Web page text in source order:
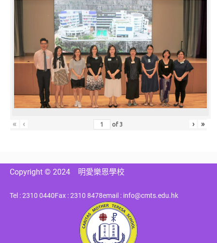
« ‹ of3 › »
Copyright © 2024 明愛樂恩學校
Tel : 2310 0440Fax : 2310 8478email : info@cmts.edu.hk